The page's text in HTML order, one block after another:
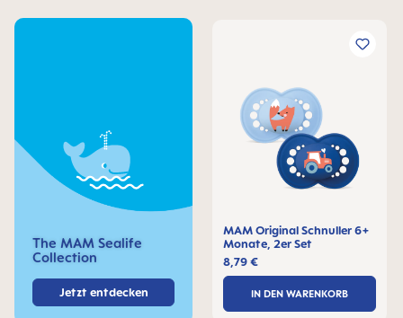
The MAM Sealife
Collection
Jetzt entdecken
MAM Original Schnuller 6+
Monate, 2er Set
8,79 €
IN DEN WARENKORB